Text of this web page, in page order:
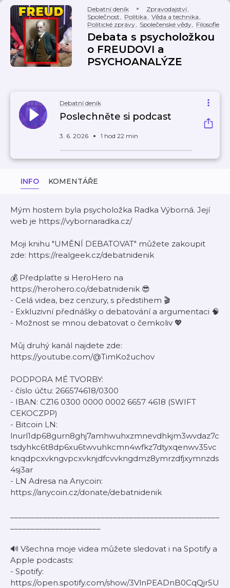
Debatní deník Zpravodajství,
Společnost, Politika, Věda a technika,
Politické zprávy, Společenské vědy, Filosofie
Debata s psycholožkou
o FREUDOVI a
PSYCHOANALÝZE
Debatní deník
Poslechněte si podcast
3. 6. 2026 1 hod 22 min
INFO KOMENTÁŘE
Mým hostem byla psycholožka Radka Výborná. Její
web je https://vybornaradka.cz/
Moji knihu "UMĚNÍ DEBATOVAT" můžete zakoupit
zde: https://realgeek.cz/debatnidenik
💰 Předplaťte si HeroHero na
https://herohero.co/debatnidenik 😎
- Celá videa, bez cenzury, s předstihem 🎬
- Exkluzivní přednášky o debatování a argumentaci 🧠
- Možnost se mnou debatovat o čemkoliv 💖
Můj druhý kanál najdete zde:
https://youtube.com/@TimKožuchov
PODPORA MÉ TVORBY:
- číslo účtu: 266574618/0300
- IBAN: CZ16 0300 0000 0002 6657 4618 (SWIFT
CEKOCZPP)
- Bitcoin LN:
lnurl1dp68gurn8ghj7amhwuhxzmnevdhkjm3wvdaz7c
tsdyhkc6t8dp6xu6twvuhkcmn4wfkz7dtyxqenwv35vc
knqdpcxvkngvpcxvknjdfcvvkngdmz8ymrzdfjxymnzds
4sj3ar
- LN Adresa na Anycoin:
https://anycoin.cz/donate/debatnidenik
🔊 Všechna moje videa můžete sledovat i na Spotify a
Apple podcasts:
- Spotify:
https://open.spotify.com/show/3VlnPEADnB0CqQjr5U